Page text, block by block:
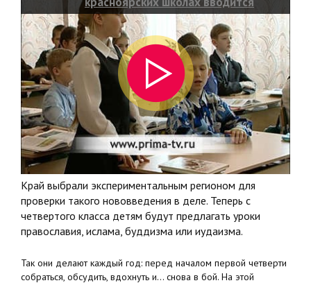
изучение основ религии
Край выбрали экспериментальным регионом для
проверки такого нововведения в деле. Теперь с
четвертого класса детям будут предлагать уроки
православия, ислама, буддизма или иудаизма.
Так они делают каждый год: перед началом первой четверти
собраться, обсудить, вдохнуть и... снова в бой. На этой